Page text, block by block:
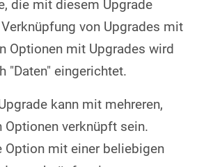
die mit diesem Upgrade
von Upgrades mit
Optionen mit Upgrades wird
"Daten" eingerichtet.
kann mit mehreren,
Optionen verknüpft sein.
Option mit einer beliebigen